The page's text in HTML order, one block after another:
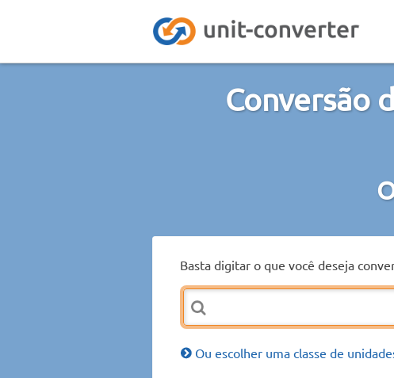
Conversão
Basta digitar o que você deseja
Ou escolher uma classe de